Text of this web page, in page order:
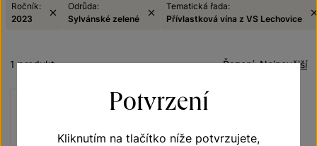
Ročník:
2023
Odrůda:
Sylvánské zelené
Tematická řada:
Přívlastková vína z VS Lechovice
Nejnovější
Řazení:
1 produkt
Potvrzení
Kliknutím na tlačítko níže potvrzujete,